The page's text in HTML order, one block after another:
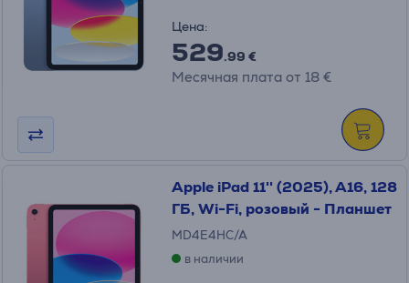
Цена:
529.99 €
Месячная плата от 18 €
Apple iPad 11'' (2025), A16, 128
ГБ, Wi-Fi, розовый - Планшет
MD4E4HC/A
в наличии